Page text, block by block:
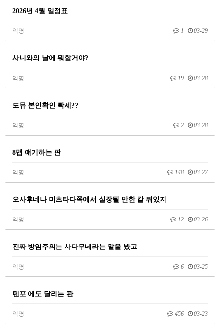
2026년 4월 일정표
익명 1 03-29
사니와의 날에 뭐할거야?
익명 19 03-28
도뮤 본인확인 빡세??
익명 2 03-28
8맵 얘기하는 판
익명 148 03-27
오사후네나 미츠타다쪽에서 실장될 만한 칼 뭐있지
익명 12 03-26
진짜 방임주의는 사다무네라는 말을 봤고
익명 6 03-25
텐포 에도 달리는 판
익명 456 03-23